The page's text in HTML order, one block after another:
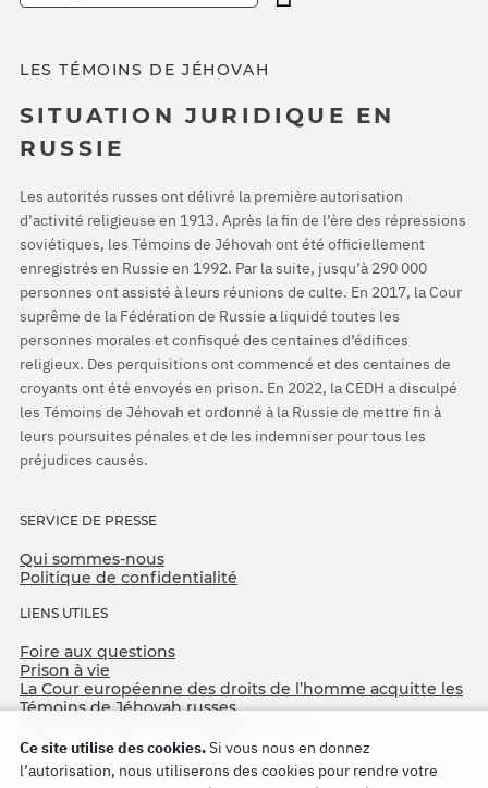
LES TÉMOINS DE JÉHOVAH
SITUATION JURIDIQUE EN
RUSSIE
Les autorités russes ont délivré la première autorisation
d’activité religieuse en 1913. Après la fin de l’ère des répressions
soviétiques, les Témoins de Jéhovah ont été officiellement
enregistrés en Russie en 1992. Par la suite, jusqu’à 290 000
personnes ont assisté à leurs réunions de culte. En 2017, la Cour
suprême de la Fédération de Russie a liquidé toutes les
personnes morales et confisqué des centaines d’édifices
religieux. Des perquisitions ont commencé et des centaines de
croyants ont été envoyés en prison. En 2022, la CEDH a disculpé
les Témoins de Jéhovah et ordonné à la Russie de mettre fin à
leurs poursuites pénales et de les indemniser pour tous les
préjudices causés.
SERVICE DE PRESSE
Qui sommes-nous
Politique de confidentialité
LIENS UTILES
Foire aux questions
Prison à vie
La Cour européenne des droits de l’homme acquitte les
Témoins de Jéhovah russes
Ce site utilise des cookies.Si vous nous en donnez
l’autorisation, nous utiliserons des cookies pour rendre votre